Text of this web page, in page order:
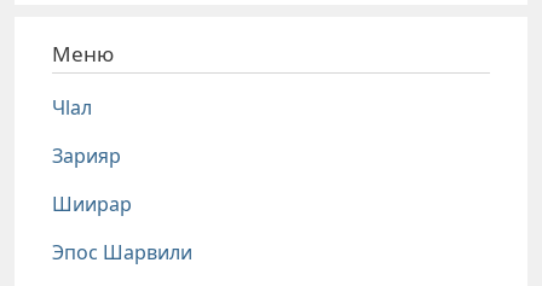
Меню
Чlал
Зарияр
Шиирар
Эпос Шарвили